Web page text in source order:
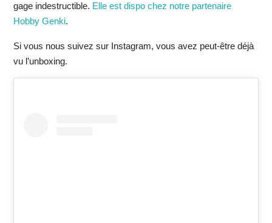
gage indestructible. Elle est dispo chez notre partenaire
Hobby Genki.
Si vous nous suivez sur Instagram, vous avez peut-être déjà
vu l’unboxing.